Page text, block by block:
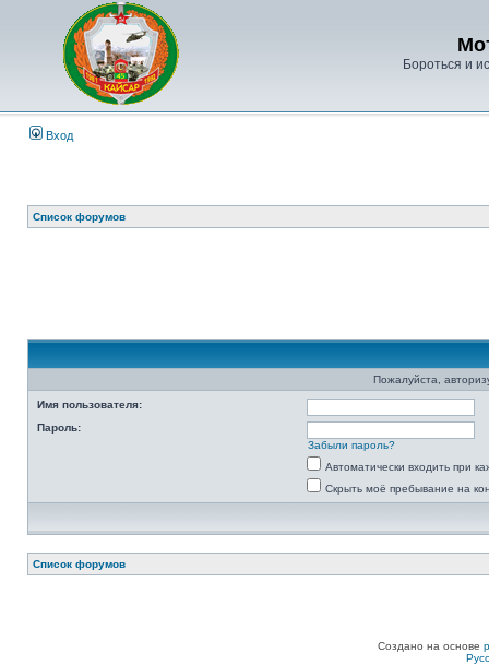
Бороться и
Вход
Список форумов
Пожалуйста,
Имя пользователя:
Пароль:
Забыли пароль?
Автоматически входить при
Скрыть моё пребывание на
Список форумов
Создано на основе